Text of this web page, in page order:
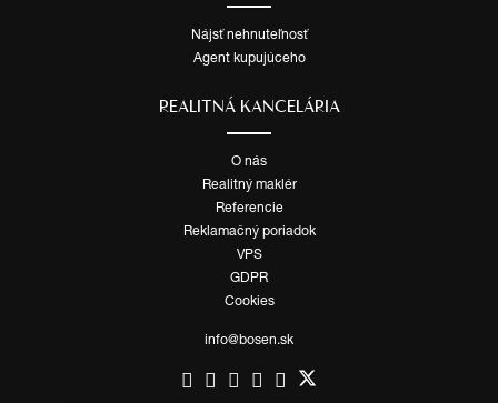
Nájsť nehnuteľnosť
Agent kupujúceho
REALITNÁ KANCELÁRIA
O nás
Realitný maklér
Referencie
Reklamačný poriadok
VPS
GDPR
Cookies
info@bosen.sk